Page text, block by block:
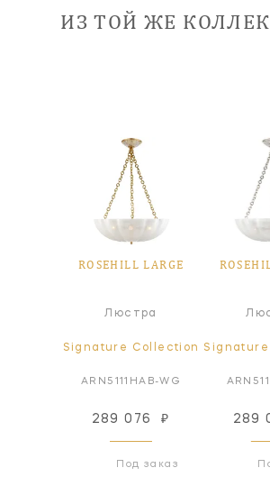
ИЗ ТОЙ ЖЕ
ROSEHILL LARGE
Люстра
Signature Collection
ARN5111HAB-WG
289 076 ₽
Под заказ
289